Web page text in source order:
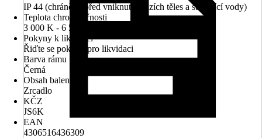
IP 44 (chráněno před vniknutím cizích těles a stříkající vody)
Teplota chromatičnosti
3 000 K - 6 500 K
Pokyny k likvidaci
Řiďte se pokyny pro likvidaci
Barva rámu
Černá
Obsah balení
Zrcadlo
KČZ
JS6K
EAN
4306516436309